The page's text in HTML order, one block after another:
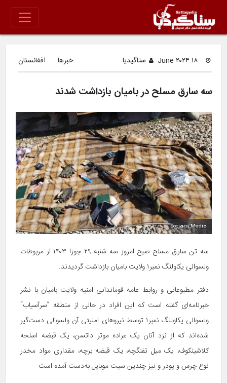
۱۸ June ۲۰۲۴ ستاگیدیا خبرها افغانستان
سه سارق مسلح در بامیان بازداشت شدند
Sociam Media
سه تن سارق مسلح صبح امروز سه شنبه ۲۹ جوزا ۱۴۰۳ از مربوطات
ولسوالی یکاولنگ نمبر۱ ولایت بامیان بازداشت گردیدند.
دفتر مطبوعاتی و روابط عامه قوماندانی امنیه ولایت بامیان با نشر
خبرنامه‌ای گفته است که این افراد در حالی از منطقه ”سرآسیاب“
ولسوالی یکاولنگ نمبر۱ توسط نیروهای امنیتی آن ولسوالی دست‌گیر
شده‌اند که از نزد آنان یک عراده موتر داتسن، یک قبضه اسلحه
کلاشینکوف، یک میل تفنگچه، یک قبضه برچه، مقداری مواد مخدر
نوع چرس و پودر و نیز چندین سیت موبایل به‌دست آمده است.